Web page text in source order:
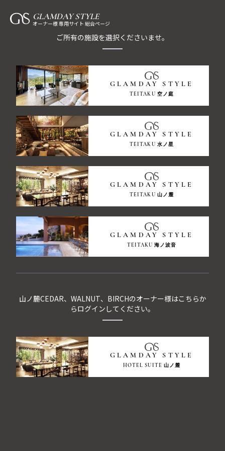
GLAMDAY STYLE
オーナー様 専用サイト 総合ページ
ご所有の施設を選択くださいませ。
GLAMDAY STYLE
TEITAKU 空ノ庭
GLAMDAY STYLE
TEITAKU 水ノ星
GLAMDAY STYLE
TEITAKU 山ノ麓
GLAMDAY STYLE
TEITAKU 海ノ波音
山ノ麓CEDAR、WALNUT、BIRCHのオーナー様はこちらか
らログインしてください。
GLAMDAY STYLE
HOTEL SUITE 山ノ麓